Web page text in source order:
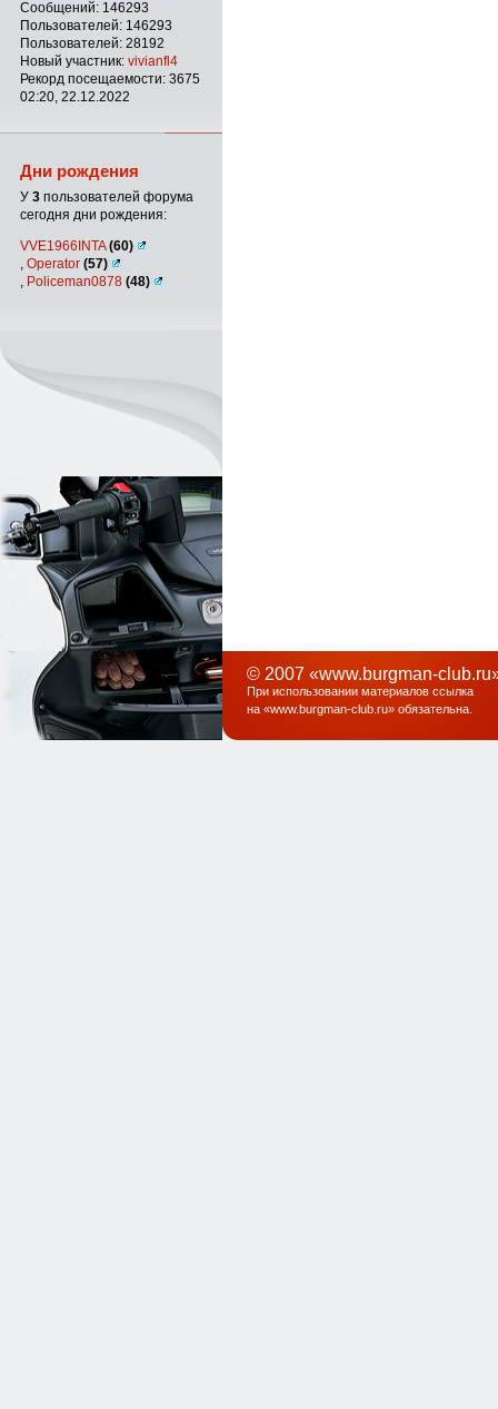
Сообщений: 146293
Пользователей: 146293
Пользователей: 28192
Новый участник: vivianfl4
Рекорд посещаемости: 3675
02:20, 22.12.2022
Дни рождения
У 3 пользователей форума
сегодня дни рождения:
VVE1966INTA(60)
Operator (57)
Policeman0878 (48)
© 2007 «www.burgman-
При использовании материалов ссылка
на «www.burgman-club.ru» обязательна